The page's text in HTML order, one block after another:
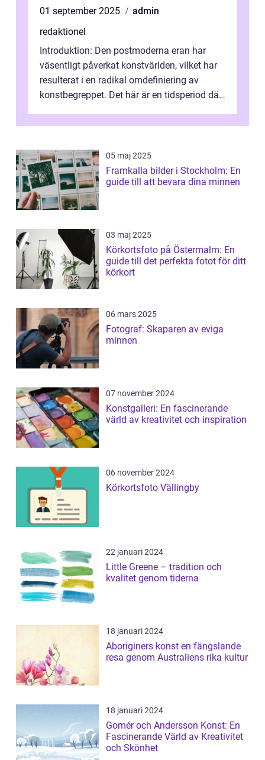
01 september 2025
admin
redaktionel
Introduktion: Den postmoderna eran har
väsentligt påverkat konstvärlden, vilket har
resulterat i en radikal omdefiniering av
konstbegreppet. Det här är en tidsperiod där
05 maj 2025
Framkalla bilder i Stockholm: En
guide till att bevara dina minnen
03 maj 2025
Körkortsfoto på Östermalm: En
guide till det perfekta fotot för ditt
körkort
06 mars 2025
Fotograf: Skaparen av eviga
minnen
07 november 2024
Konstgalleri: En fascinerande
värld av kreativitet och inspiration
06 november 2024
Körkortsfoto Vällingby
22 januari 2024
Little Greene – tradition och
kvalitet genom tiderna
18 januari 2024
Aboriginers konst en fängslande
resa genom Australiens rika kultur
18 januari 2024
Gomér och Andersson Konst: En
Fascinerande Värld av Kreativitet
och Skönhet